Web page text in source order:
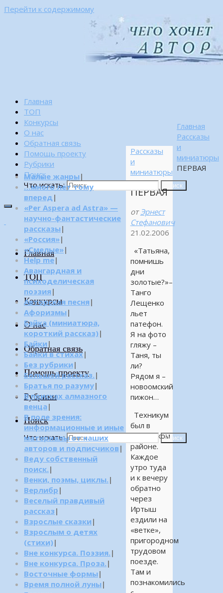
Перейти к содержимому
Главная
ТОП
Конкурсы
О нас
Обратная связь
Помощь проекту
Рубрики
Поиск
Что искать:
Поиск
Главная
ТОП
Конкурсы
О нас
Обратная связь
Помощь проекту
Рубрики
Поиск
Что искать: Поиск
Главная
Рассказы
и
миниатюры
ПЕРВАЯ
Рассказы
и
миниатюры
ПЕРВАЯ
от Эрнест
Стефанович
21.02.2006
«Татьяна,
помнишь
дни
золотые?»–
Танго
Лещенко
льет
патефон.
Я на фото
гляжу –
Таня, ты
ли?
Рядом я –
новоомский
пижон…
Техникум
был в
Ленинском
районе.
Каждое
утро туда
и к вечеру
обратно
через
Иртыш
ездили на
«ветке»,
пригородном
трудовом
поезде.
Там и
познакомились
Малые жанры |
…много лет тому
вперед |
«Per Aspera ad Astra» —
научно-фантастические
рассказы |
«Россия» |
«Смелые» |
Help me|
Авангардная и
психоделическая
поэзия |
Авторская песня |
Афоризмы |
Байка (миниатюра,
короткий рассказ) |
Байки |
Байки в стихах |
Без рубрики |
Большой рассказ. |
Братья по разуму|
В поисках алмазного
венца |
В поле зрения:
информационные и иные
материалы от наших
авторов и подписчиков |
Веду собственный
поиск. |
Венки, поэмы, циклы. |
Верлибр |
Веселый правдивый
рассказ |
Взрослые сказки |
Взрослым о детях
(стихи) |
Вне конкурса. Поэзия. |
Вне конкурса. Проза. |
Восточные формы |
Время полной луны |